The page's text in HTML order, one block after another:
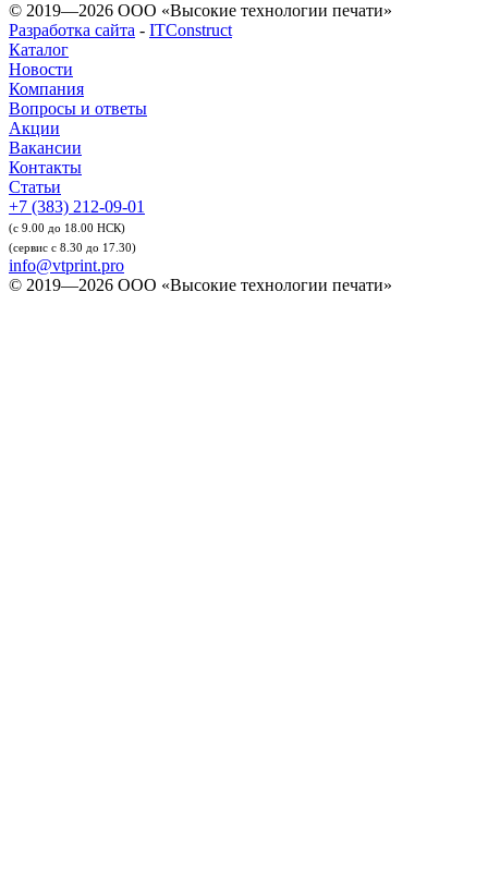
© 2019—2026 ООО «Высокие технологии печати»
Разработка сайта - ITConstruct
Каталог
Новости
Компания
Вопросы и ответы
Акции
Вакансии
Контакты
Статьи
+7 (383) 212-09-01
(с 9.00 до 18.00 НСК)
(сервис с 8.30 до 17.30)
info@vtprint.pro
© 2019—2026 ООО «Высокие технологии печати»